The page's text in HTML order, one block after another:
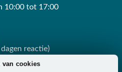
van cookies
10:00 tot 17:00
reactie)